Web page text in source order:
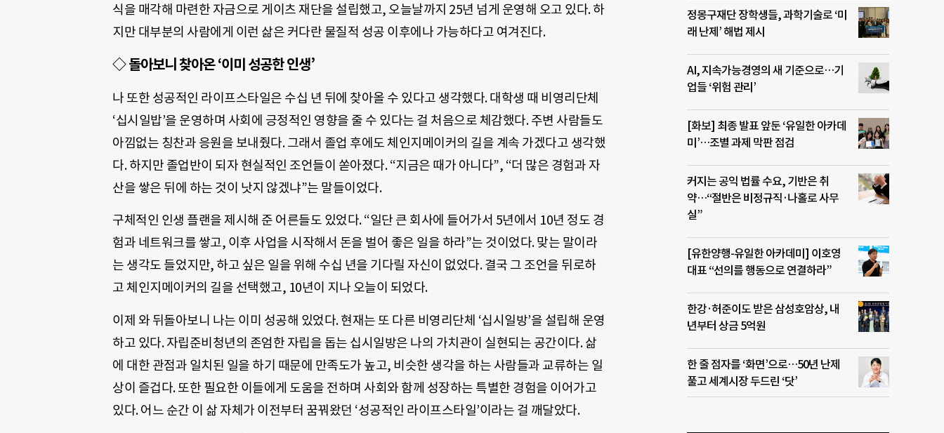
식을 매각해 마련한 자금으로 게이츠 재단을 설립했고, 오늘날까지 25년 넘게 운영해 오고 있다. 하
지만 대부분의 사람에게 이런 삶은 커다란 물질적 성공 이후에나 가능하다고 여겨진다.
◇ 돌아보니 찾아온 ‘이미 성공한 인생’
나 또한 성공적인 라이프스타일은 수십 년 뒤에 찾아올 수 있다고 생각했다. 대학생 때 비영리단체
‘십시일밥’을 운영하며 사회에 긍정적인 영향을 줄 수 있다는 걸 처음으로 체감했다. 주변 사람들도
아낌없는 칭찬과 응원을 보내줬다. 그래서 졸업 후에도 체인지메이커의 길을 계속 가겠다고 생각했
다. 하지만 졸업반이 되자 현실적인 조언들이 쏟아졌다. “지금은 때가 아니다”, “더 많은 경험과 자
산을 쌓은 뒤에 하는 것이 낫지 않겠냐”는 말들이었다.
구체적인 인생 플랜을 제시해 준 어른들도 있었다. “일단 큰 회사에 들어가서 5년에서 10년 정도 경
험과 네트워크를 쌓고, 이후 사업을 시작해서 돈을 벌어 좋은 일을 하라”는 것이었다. 맞는 말이라
는 생각도 들었지만, 하고 싶은 일을 위해 수십 년을 기다릴 자신이 없었다. 결국 그 조언을 뒤로하
고 체인지메이커의 길을 선택했고, 10년이 지나 오늘이 되었다.
이제 와 뒤돌아보니 나는 이미 성공해 있었다. 현재는 또 다른 비영리단체 ‘십시일방’을 설립해 운영
하고 있다. 자립준비청년의 존엄한 자립을 돕는 십시일방은 나의 가치관이 실현되는 공간이다. 삶
에 대한 관점과 일치된 일을 하기 때문에 만족도가 높고, 비슷한 생각을 하는 사람들과 교류하는 일
상이 즐겁다. 또한 필요한 이들에게 도움을 전하며 사회와 함께 성장하는 특별한 경험을 이어가고
있다. 어느 순간 이 삶 자체가 이전부터 꿈꿔왔던 ‘성공적인 라이프스타일’이라는 걸 깨달았다.
정몽구재단 장학생들, 과학기술로 ‘미
래 난제’ 해법 제시
AI, 지속가능경영의 새 기준으로…기
업들 ‘위험 관리’
[화보] 최종 발표 앞둔 ‘유일한 아카데
미’…조별 과제 막판 점검
커지는 공익 법률 수요, 기반은 취
약…“절반은 비정규직·나홀로 사무
실”
[유한양행-유일한 아카데미] 이호영
대표 “선의를 행동으로 연결하라”
한강·허준이도 받은 삼성호암상, 내
년부터 상금 5억원
한 줄 점자를 ‘화면’으로…50년 난제
풀고 세계시장 두드린 ‘닷’